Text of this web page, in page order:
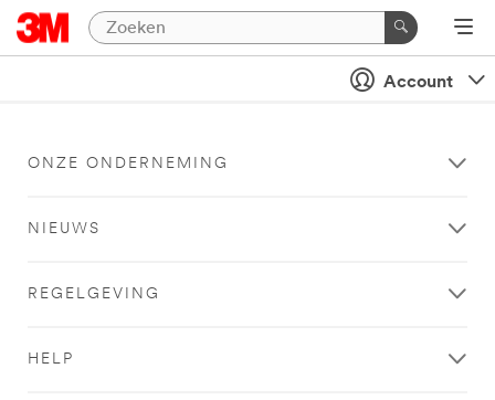
Account
ONZE ONDERNEMING
NIEUWS
REGELGEVING
HELP